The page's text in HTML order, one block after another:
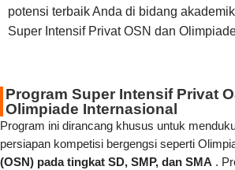
potensi terbaik Anda di bidang
Super Intensif Privat OSN dan
Program Super Intensif Privat
Olimpiade Internasional
Program ini dirancang khusus untuk
persiapan kompetisi bergengsi seperti
(OSN) pada tingkat SD, SMP, dan SMA .